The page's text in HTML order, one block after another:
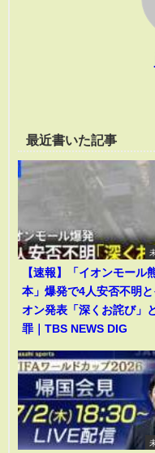
最近書いた記事
【速報】「イオンモール
本」爆発で4人安否不明と
オン発表「深くお詫び」
罪｜TBS NEWS DIG